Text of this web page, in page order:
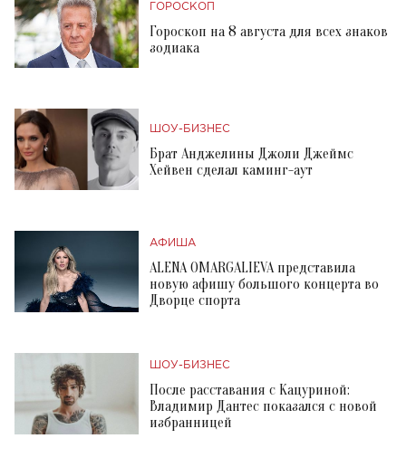
ГОРОСКОП
Гороскоп на 8 августа для всех знаков
зодиака
ШОУ-БИЗНЕС
Брат Анджелины Джоли Джеймс
Хейвен сделал каминг-аут
АФИША
ALENA OMARGALIEVA представила
новую афишу большого концерта во
Дворце спорта
ШОУ-БИЗНЕС
После расставания с Кацуриной:
Владимир Дантес показался с новой
избранницей